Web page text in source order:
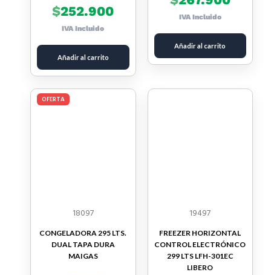
$252.900
IVA Incluido
Añadir al carrito
IVA Incluido
Añadir al carrito
OFERTA
18097
CONGELADORA 295 LTS.
DUAL TAPA DURA
MAIGAS
19497
FREEZER HORIZONTAL
CONTROL ELECTRÓNICO
299 LTS LFH-301EC
LIBERO